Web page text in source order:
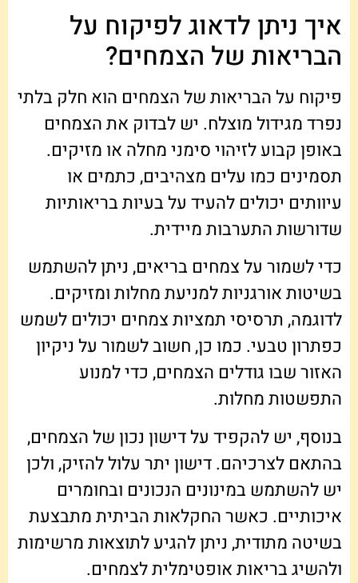
איך ניתן לדאוג לפיקוח על
הבריאות של הצמחים?
פיקוח על הבריאות של הצמחים הוא חלק בלתי
נפרד מגידול מוצלח. יש לבדוק את הצמחים
באופן קבוע לזיהוי סימני מחלה או מזיקים.
תסמינים כמו עלים מצהיבים, כתמים או
עיוותים יכולים להעיד על בעיות בריאותיות
שדורשות התערבות מיידית.
כדי לשמור על צמחים בריאים, ניתן להשתמש
בשיטות אורגניות למניעת מחלות ומזיקים.
לדוגמה, תרסיסי תמציות צמחים יכולים לשמש
כפתרון טבעי. כמו כן, חשוב לשמור על ניקיון
האזור שבו גודלים הצמחים, כדי למנוע
התפשטות מחלות.
בנוסף, יש להקפיד על דישון נכון של הצמחים,
בהתאם לצרכיהם. דישון יתר עלול להזיק, ולכן
יש להשתמש במינונים הנכונים ובחומרים
איכותיים. כאשר החקלאות הביתית מתבצעת
בשיטה מתודית, ניתן להגיע לתוצאות מרשימות
ולהשיג בריאות אופטימלית לצמחים.